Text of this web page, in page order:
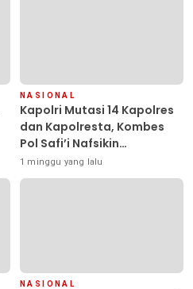
NASIONAL
Kapolri Mutasi 14 Kapolres
dan Kapolresta, Kombes
Pol Safi’i Nafsikin
Mengemban Amanah
Pimpin Polresta Kendari
1 minggu yang lalu
NASIONAL